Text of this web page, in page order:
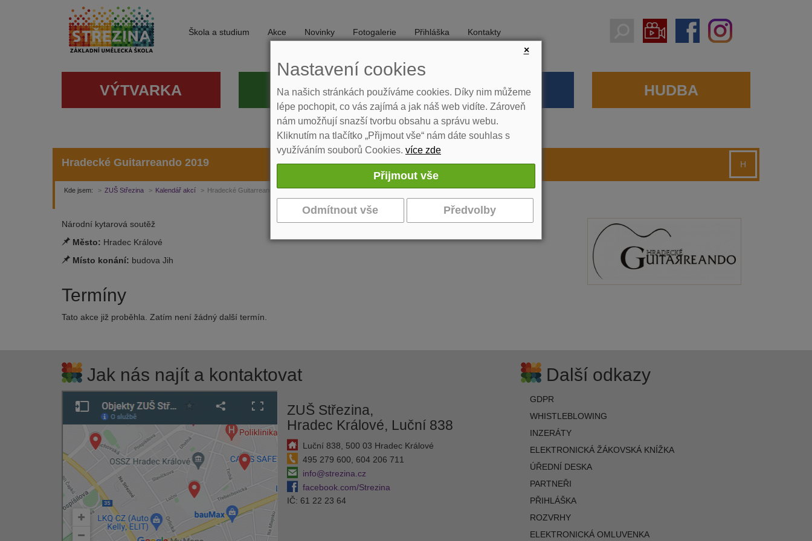
Škola a studium Akce Novinky Fotogalerie Přihláška Kontakty
VÝTVARKA DIVADLO TANEC HUDBA
Hradecké Guitarreando 2019 H
Kde jsem: ZUŠ Střezina Kalendář akcí Hradecké Guitarreando 2019
Národní kytarová soutěž
Město: Hradec Králové
Místo konání: budova Jih
Termíny
Tato akce již proběhla. Zatím není žádný další termín.
Jak nás najít a kontaktovat
ZUŠ Střezina,
Hradec Králové, Luční 838
Luční 838, 500 03 Hradec Králové
495 279 600, 604 206 711
info@strezina.cz
facebook.com/Strezina
IČ: 61 22 23 64
Další odkazy
GDPR
WHISTLEBLOWING
INZERÁTY
ELEKTRONICKÁ ŽÁKOVSKÁ KNÍŽKA
ÚŘEDNÍ DESKA
PARTNEŘI
PŘIHLÁŠKA
ROZVRHY
ELEKTRONICKÁ OMLUVENKA
×
Nastavení cookies
Na našich stránkách používáme cookies. Díky nim můžeme
lépe pochopit, co vás zajímá a jak náš web vidíte. Zároveň
nám umožňují snazší tvorbu obsahu a správu webu.
Kliknutím na tlačítko „Přijmout vše“ nám dáte souhlas s
využíváním souborů Cookies. více zde